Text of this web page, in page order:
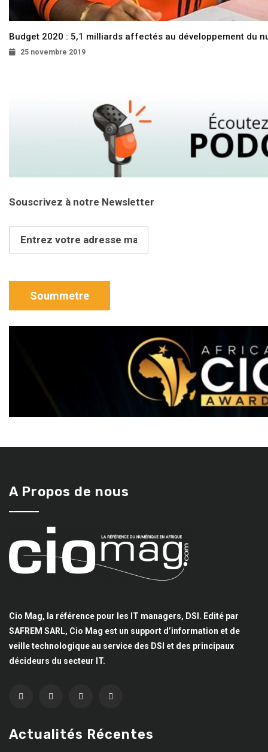
Budget 2020 : 5,1 milliards affectés au développement du
25 novembre 2019
Souscrivez à notre Newsletter
A Propos de nous
Cio Mag, la référence pour les IT managers, DSI. Edité par
SAFREM SARL, Cio Mag est un support d’information et de
veille technologique au service des DSI et des principaux
décideurs du secteur IT.
Actualités Récentes